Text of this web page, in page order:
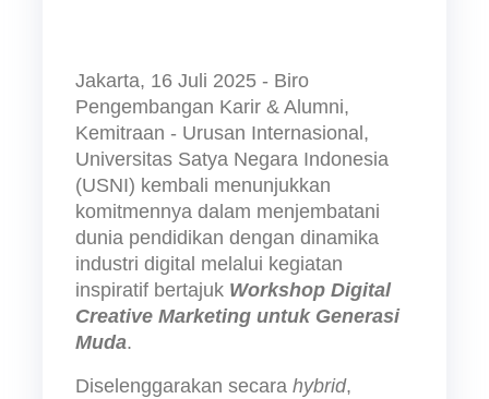
Jakarta, 16 Juli 2025 - Biro
Pengembangan Karir & Alumni,
Kemitraan - Urusan Internasional,
Universitas Satya Negara Indonesia
(USNI) kembali menunjukkan
komitmennya dalam menjembatani
dunia pendidikan dengan dinamika
industri digital melalui kegiatan
inspiratif bertajuk Workshop Digital
Creative Marketing untuk Generasi
Muda.
Diselenggarakan secara hybrid